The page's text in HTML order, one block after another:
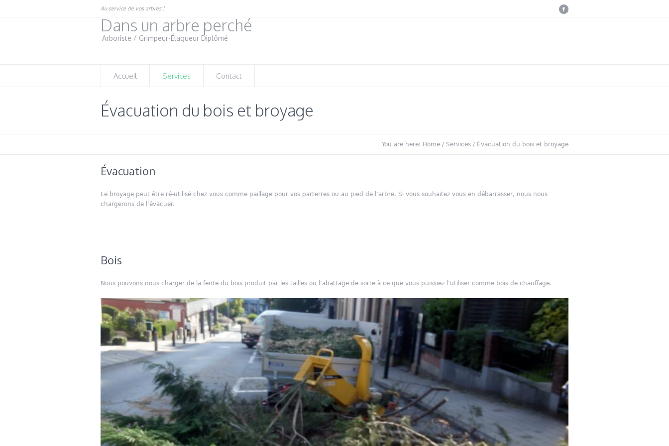
Au service de vos arbres !
Dans un arbre perché
Arboriste / Grimpeur-Élagueur Diplômé
Accueil Services Contact
Évacuation du bois et broyage
You are here: Home / Services / Évacuation du bois et broyage
Évacuation
Le broyage peut être ré-utilisé chez vous comme paillage pour vos parterres ou au pied de l’arbre. Si vous souhaitez vous en débarrasser, nous nous
chargerons de l’évacuer.
Bois
Nous pouvons nous charger de la fente du bois produit par les tailles ou l’abattage de sorte à ce que vous puissiez l’utiliser comme bois de chauffage.